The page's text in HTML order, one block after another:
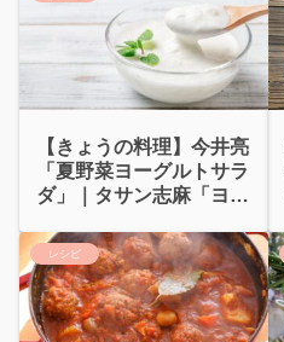
【きょうの料理】今井亮
「夏野菜ヨーグルトサラ
ダ」｜タサン志麻「ヨー
レシピ